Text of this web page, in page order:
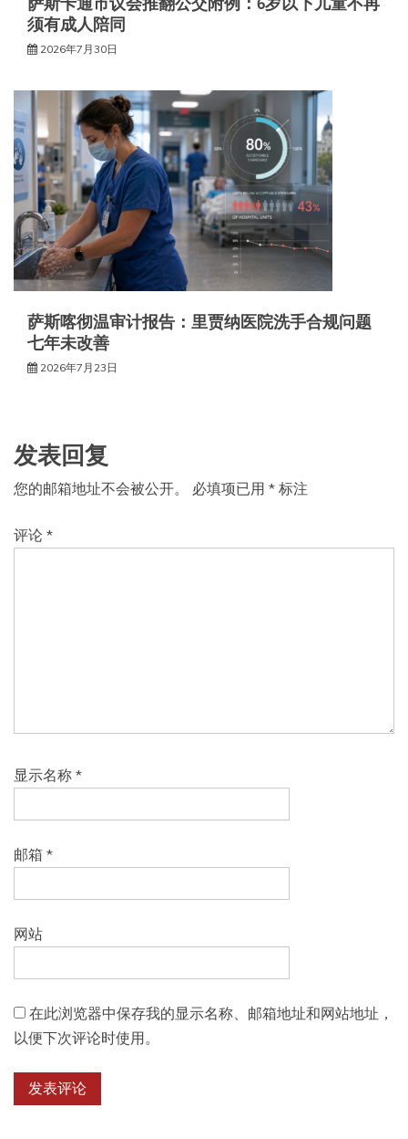
须有成人陪同
2026年7月30日
萨斯喀彻温审计报告：里贾纳医院洗手合规问题
七年未改善
2026年7月23日
发表回复
您的邮箱地址不会被公开。 必填项已用 * 标注
评论 *
显示名称 *
邮箱 *
网站
在此浏览器中保存我的显示名称、邮箱地址和网站地址，
以便下次评论时使用。